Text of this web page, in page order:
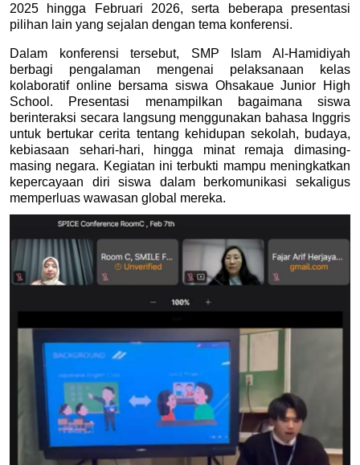
2025 hingga Februari 2026, serta beberapa presentasi
pilihan lain yang sejalan dengan tema konferensi.
Dalam konferensi tersebut, SMP Islam Al-Hamidiyah
berbagi pengalaman mengenai pelaksanaan kelas
kolaboratif online bersama siswa Ohsakaue Junior High
School. Presentasi menampilkan bagaimana siswa
berinteraksi secara langsung menggunakan bahasa Inggris
untuk bertukar cerita tentang kehidupan sekolah, budaya,
kebiasaan sehari-hari, hingga minat remaja dimasing-
masing negara. Kegiatan ini terbukti mampu meningkatkan
kepercayaan diri siswa dalam berkomunikasi sekaligus
memperluas wawasan global mereka.